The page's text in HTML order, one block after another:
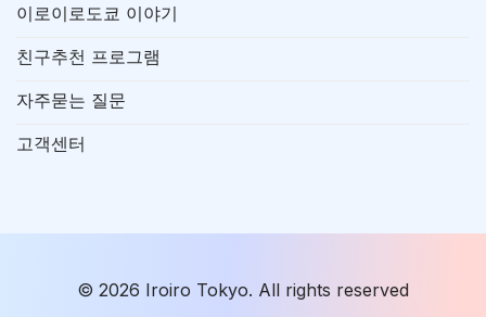
이로이로도쿄 이야기
친구추천 프로그램
자주묻는 질문
고객센터
© 2026 Iroiro Tokyo. All rights reserved